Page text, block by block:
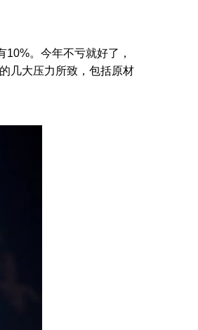
。今年不亏就好了，
几大压力所致，包括原材